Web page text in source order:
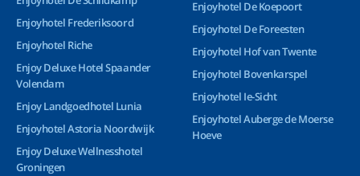
Enjoyhotel Frederiksoord
Enjoyhotel Riche
Enjoy Deluxe Hotel Spaander
Volendam
Enjoy Landgoedhotel Lunia
Enjoyhotel Astoria Noordwijk
Enjoy Deluxe Wellnesshotel
Groningen
Enjoyhotel De Koepoort
Enjoyhotel De Foreesten
Enjoyhotel Hof van Twente
Enjoyhotel Bovenkarspel
Enjoyhotel Ie-Sicht
Enjoyhotel Auberge de Moerse
Hoeve